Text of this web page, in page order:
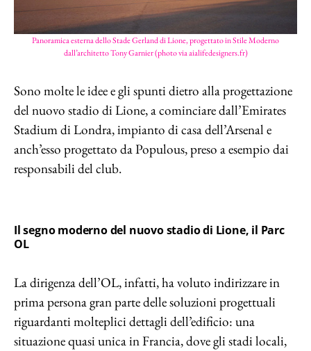
Panoramica esterna dello Stade Gerland di Lione, progettato in Stile Moderno
dall’architetto Tony Garnier (photo via aialifedesigners.fr)
Sono molte le idee e gli spunti dietro alla progettazione
del nuovo stadio di Lione, a cominciare dall’Emirates
Stadium di Londra, impianto di casa dell’Arsenal e
anch’esso progettato da Populous, preso a esempio dai
responsabili del club.
Il segno moderno del nuovo stadio di Lione, il Parc
OL
La dirigenza dell’OL, infatti, ha voluto indirizzare in
prima persona gran parte delle soluzioni progettuali
riguardanti molteplici dettagli dell’edificio: una
situazione quasi unica in Francia, dove gli stadi locali,